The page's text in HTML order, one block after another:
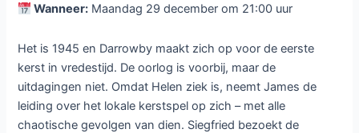
Wanneer: Maandag 29 december om 21:00 uur
Het is 1945 en Darrowby maakt zich op voor de eerste
kerst in vredestijd. De oorlog is voorbij, maar de
uitdagingen niet. Omdat Helen ziek is, neemt James de
leiding over het lokale kerstspel op zich – met alle
chaotische gevolgen van dien. Siegfried bezoekt de